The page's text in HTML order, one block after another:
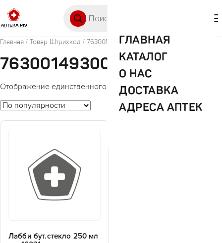
ГЛАВНАЯ
КАТАЛОГ
О НАС
ДОСТАВКА
АДРЕСА АПТЕК
Главная / Товар Штрихкод / 7630014930036
7630014930036
Отображение единственного товара
Лабби бут.стекло 250 мл